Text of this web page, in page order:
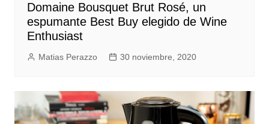
Domaine Bousquet Brut Rosé, un
espumante Best Buy elegido de Wine
Enthusiast
Matias Perazzo 30 noviembre, 2020